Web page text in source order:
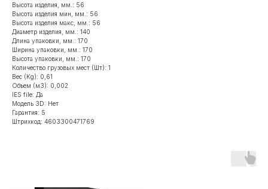
Высота изделия, мм.: 56
Высота изделия мин, мм.: 56
Высота изделия макс, мм.: 56
Диаметр изделия, мм.: 140
Длина упаковки, мм.: 170
Ширина упаковки, мм.: 170
Высота упаковки, мм.: 170
Количество грузовых мест (Шт): 1
Вес (Kg): 0,61
Объем (м3): 0,002
IES file: Да
Модель 3D: Нет
Гарантия: 5
Штрихкод: 4603300471769